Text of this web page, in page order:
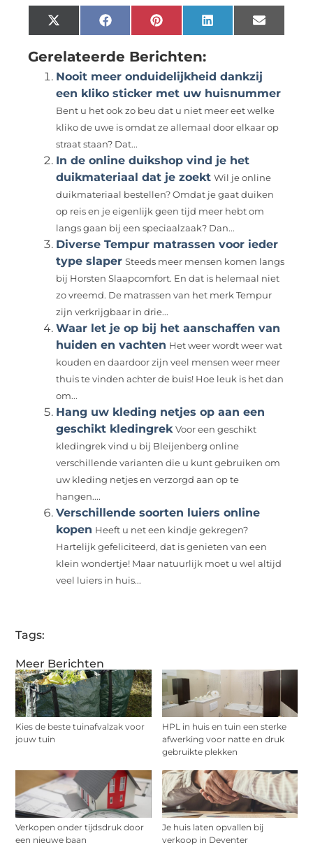
Meer Berichten
Kies de beste tuinafvalzak voor
jouw tuin
HPL in huis en tuin een sterke
afwerking voor natte en druk
gebruikte plekken
Verkopen onder tijdsdruk door
een nieuwe baan
Je huis laten opvallen bij
verkoop in Deventer
X
(Twitter)
FacebookPinterestLinkedInEmail
Gerelateerde Berichten:
Nooit meer onduidelijkheid dankzij
een kliko sticker met uw huisnummer
Bent u het ook zo beu dat u niet meer eet welke
kliko de uwe is omdat ze allemaal door elkaar op
straat staan? Dat...
In de online duikshop vind je het
duikmateriaal dat je zoekt Wil je online
duikmateriaal bestellen? Omdat je gaat duiken
op reis en je eigenlijk geen tijd meer hebt om
langs gaan bij een speciaalzaak? Dan...
Diverse Tempur matrassen voor ieder
type slaper Steeds meer mensen komen langs
bij Horsten Slaapcomfort. En dat is helemaal niet
zo vreemd. De matrassen van het merk Tempur
zijn verkrijgbaar in drie...
Waar let je op bij het aanschaffen van
huiden en vachten Het weer wordt weer wat
kouden en daardoor zijn veel mensen weer meer
thuis te vinden achter de buis! Hoe leuk is het dan
om...
Hang uw kleding netjes op aan een
geschikt kledingrek Voor een geschikt
kledingrek vind u bij Bleijenberg online
verschillende varianten die u kunt gebruiken om
uw kleding netjes en verzorgd aan op te
hangen....
Verschillende soorten luiers online
kopen Heeft u net een kindje gekregen?
Hartelijk gefeliciteerd, dat is genieten van een
klein wondertje! Maar natuurlijk moet u wel altijd
veel luiers in huis...
Tags: